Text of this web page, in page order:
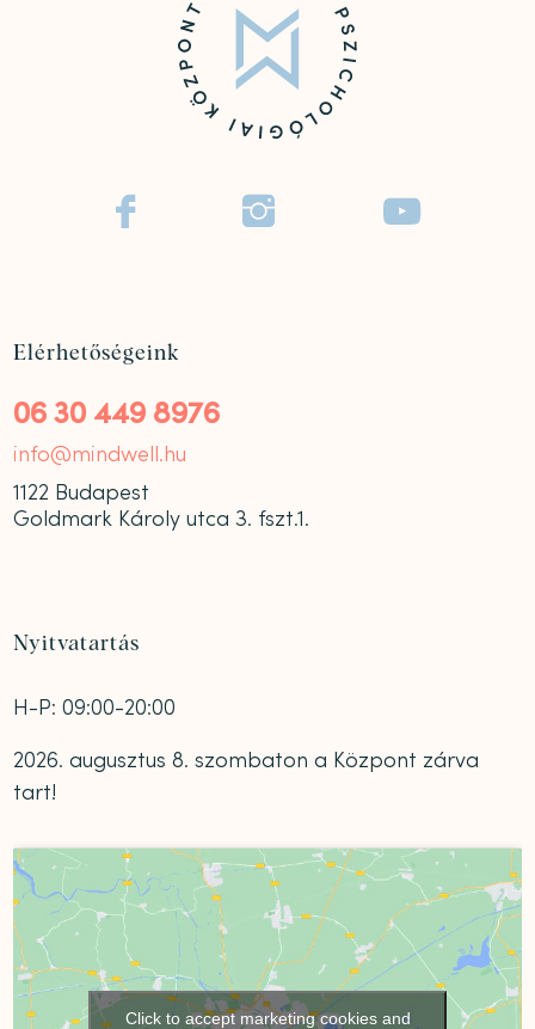
  
Elérhetőségeink
06 30 449 8976
info@mindwell.hu
1122 Budapest
Goldmark Károly utca 3. fszt.1.
Nyitvatartás
H-P: 09:00-20:00
2026. augusztus 8. szombaton a Központ zárva
tart!
Click to accept marketing cookies and